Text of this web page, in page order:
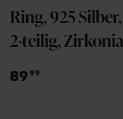
Ring, 925
2-teilig, Zirkonia
89 99